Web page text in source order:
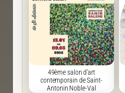
49ème salon d’art
contemporain de Saint-
Antonin Noble-Val